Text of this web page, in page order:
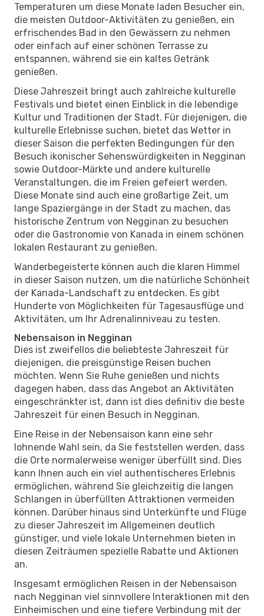
Temperaturen um diese Monate laden Besucher ein,
die meisten Outdoor-Aktivitäten zu genießen, ein
erfrischendes Bad in den Gewässern zu nehmen
oder einfach auf einer schönen Terrasse zu
entspannen, während sie ein kaltes Getränk
genießen.
Diese Jahreszeit bringt auch zahlreiche kulturelle
Festivals und bietet einen Einblick in die lebendige
Kultur und Traditionen der Stadt. Für diejenigen, die
kulturelle Erlebnisse suchen, bietet das Wetter in
dieser Saison die perfekten Bedingungen für den
Besuch ikonischer Sehenswürdigkeiten in Negginan
sowie Outdoor-Märkte und andere kulturelle
Veranstaltungen, die im Freien gefeiert werden.
Diese Monate sind auch eine großartige Zeit, um
lange Spaziergänge in der Stadt zu machen, das
historische Zentrum von Negginan zu besuchen
oder die Gastronomie von Kanada in einem schönen
lokalen Restaurant zu genießen.
Wanderbegeisterte können auch die klaren Himmel
in dieser Saison nutzen, um die natürliche Schönheit
der Kanada-Landschaft zu entdecken. Es gibt
Hunderte von Möglichkeiten für Tagesausflüge und
Aktivitäten, um Ihr Adrenalinniveau zu testen.
Nebensaison in Negginan
Dies ist zweifellos die beliebteste Jahreszeit für
diejenigen, die preisgünstige Reisen buchen
möchten. Wenn Sie Ruhe genießen und nichts
dagegen haben, dass das Angebot an Aktivitäten
eingeschränkter ist, dann ist dies definitiv die beste
Jahreszeit für einen Besuch in Negginan.
Eine Reise in der Nebensaison kann eine sehr
lohnende Wahl sein, da Sie feststellen werden, dass
die Orte normalerweise weniger überfüllt sind. Dies
kann Ihnen auch ein viel authentischeres Erlebnis
ermöglichen, während Sie gleichzeitig die langen
Schlangen in überfüllten Attraktionen vermeiden
können. Darüber hinaus sind Unterkünfte und Flüge
zu dieser Jahreszeit im Allgemeinen deutlich
günstiger, und viele lokale Unternehmen bieten in
diesen Zeiträumen spezielle Rabatte und Aktionen
an.
Insgesamt ermöglichen Reisen in der Nebensaison
nach Negginan viel sinnvollere Interaktionen mit den
Einheimischen und eine tiefere Verbindung mit der